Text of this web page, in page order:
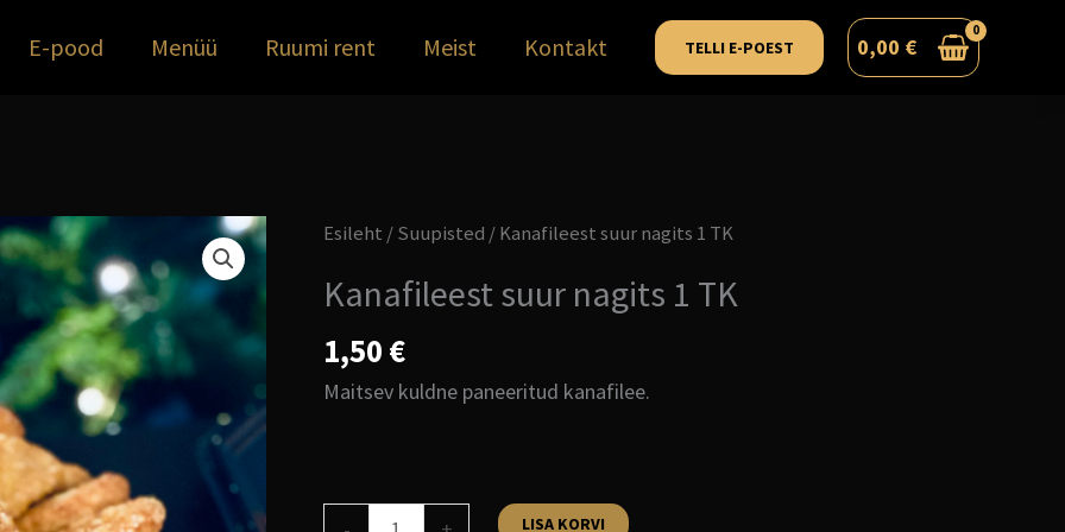
E-pood Menüü Ruumi rent Meist Kontakt TELLI E-POEST 0,00 €
Esileht /Suupisted / Kanafileest suur nagits 1 TK
Kanafileest suur nagits 1 TK
1,50 €
Maitsev kuldne paneeritud kanafilee.
Kanafileest
nagits
1
TK
LISA KORVI